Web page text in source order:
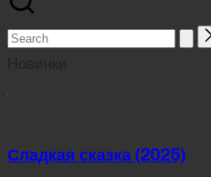
Search
Сладкая сказка (2025)